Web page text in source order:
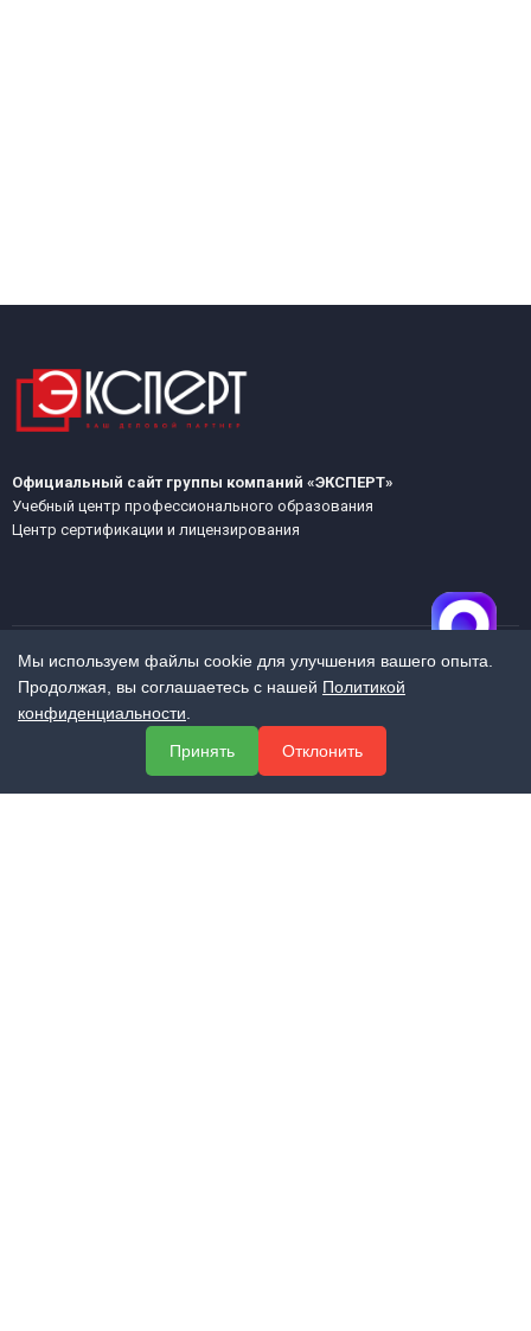
Официальный сайт группы компаний «ЭКСПЕРТ»
Учебный центр профессионального образования
Центр сертификации и лицензирования
МЕНЮ
Мы используем файлы cookie для улучшения вашего опыта.
Продолжая, вы соглашаетесь с нашей Политикой
конфиденциальности
Принять
Отклонить